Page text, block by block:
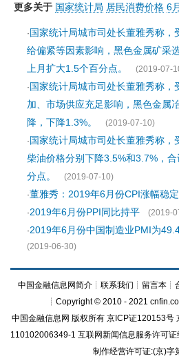
更多关于 国家统计局 居民消费价格 6
·国家统计局城市司处长董雅秀称，
给偏紧等因素影响，黑色金属矿采
上月扩大1.5个百分点。
(2019-07-
·国家统计局城市司处长董雅秀称，
加、市场供应充足影响，黑色金属
降，下降1.3%。
(2019-07-10)
·国家统计局城市司处长董雅秀称，
柴油价格分别下降3.5%和3.7%，
分点。
(2019-07-10)
·董雅秀：2019年6月份CPI涨幅稳
·2019年6月份PPI同比持平
(2019-
·2019年6月份中国制造业PMI为
(2019-06-30)
中国金融信息网简介 ┊ 联系我们 ┊ 留言本 ┊
┊Copyright © 2010 - 2021
中国金融信息网 版权所有 京ICP证120153号
110102006349-1 互联网新闻信息服务许可
制作经营许可证:(京)字